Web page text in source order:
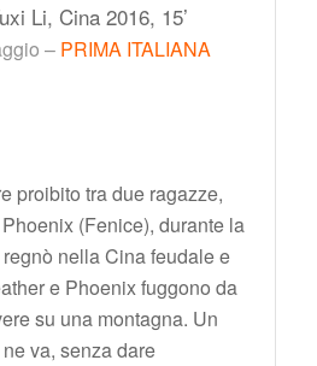
Li, Cina 2016, 15’
– PRIMA ITALIANA
proibito tra due ragazze,
(Fenice), durante la
nella Cina feudale e
e Phoenix fuggono da
su una montagna. Un
va, senza dare